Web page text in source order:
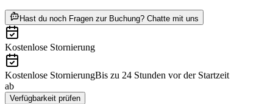
Hast du noch Fragen zur Buchung? Chatte mit uns
Kostenlose Stornierung
Kostenlose StornierungBis zu 24 Stunden vor der Startzeit
ab
Verfügbarkeit prüfen